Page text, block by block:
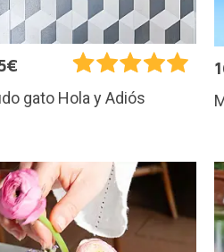
gato Hola y Adiós